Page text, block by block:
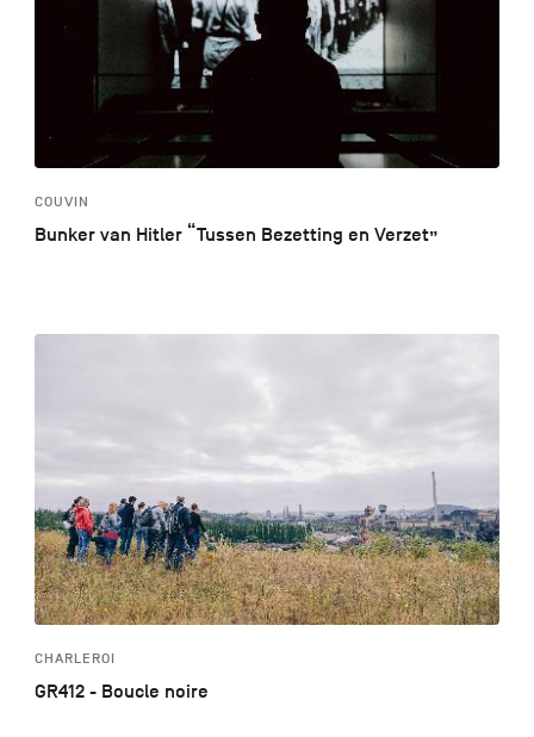
COUVIN
Bunker van Hitler “Tussen Bezetting en Verzet”
CHARLEROI
GR412 - Boucle noire